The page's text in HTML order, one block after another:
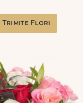
Trimite Flori